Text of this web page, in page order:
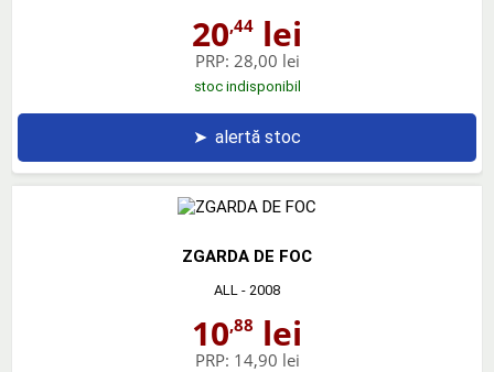
20,44 lei
PRP: 28,00 lei
stoc indisponibil
➤ alertă stoc
ZGARDA DE FOC
ALL - 2008
10,88 lei
PRP: 14,90 lei